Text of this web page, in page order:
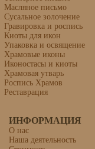
Масляное письмо
Сусальное золочение
Гравировка и роспись
Киоты для икон
Упаковка и освящение
Храмовые иконы
Иконостасы и киоты
Храмовая утварь
Роспись Храмов
Реставрация
ИНФОРМАЦИЯ
О нас
Наша деятельность